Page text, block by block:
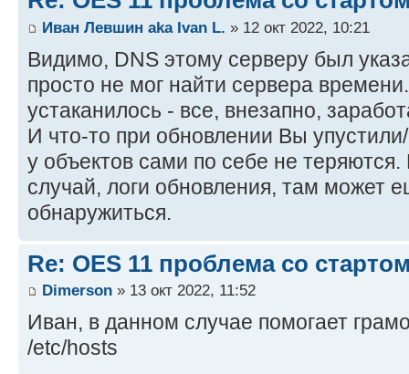
Иван Левшин aka Ivan L. » 12 окт 2022, 10:21
Видимо, DNS этому серверу был
просто не мог найти сервера
устаканилось - все, внезапно,
И что-то при обновлении Вы
у объектов сами по себе не теряются.
случай, логи обновления, там может
обнаружиться.
Re: OES 11 проблема со
Dimerson » 13 окт 2022, 11:52
Иван, в данном случае помогает
/etc/hosts